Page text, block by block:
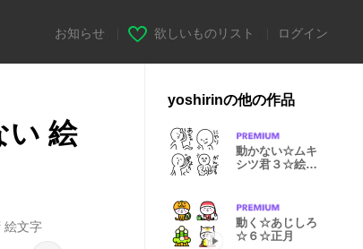
お知らせ 欲しいものリスト ログイン
い 絵
絵文字
yoshirinの他の作品
動かない☆ムキ
シツ君３☆絵文
動く☆あじしろ
☆６☆正月